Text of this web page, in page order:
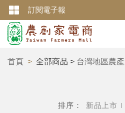
訂閱電子報
首頁 全部商品 > 台灣地區農產
排序： 新品上市